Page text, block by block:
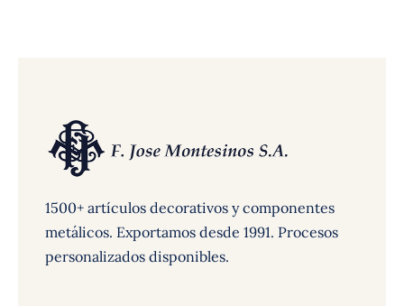
1500+ artículos decorativos y componentes
metálicos. Exportamos desde 1991. Procesos
personalizados disponibles.